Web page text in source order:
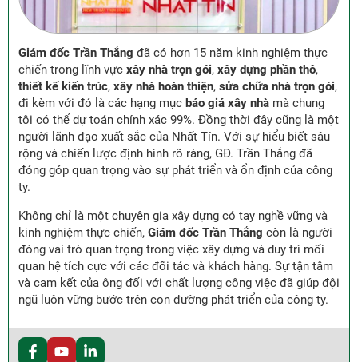
Giám đốc Trần Thắng đã có hơn 15 năm kinh nghiệm thực
chiến trong lĩnh vực xây nhà trọn gói, xây dựng phần thô,
thiết kế kiến trúc, xây nhà hoàn thiện, sửa chữa nhà trọn gói,
đi kèm với đó là các hạng mục báo giá xây nhà mà chung
tôi có thể dự toán chính xác 99%. Đồng thời đây cũng là một
người lãnh đạo xuất sắc của Nhất Tín. Với sự hiểu biết sâu
rộng và chiến lược định hình rõ ràng, GĐ. Trần Thắng đã
đóng góp quan trọng vào sự phát triển và ổn định của công
ty.
Không chỉ là một chuyên gia xây dựng có tay nghề vững và
kinh nghiệm thực chiến, Giám đốc Trần Thắng còn là người
đóng vai trò quan trọng trong việc xây dựng và duy trì mối
quan hệ tích cực với các đối tác và khách hàng. Sự tận tâm
và cam kết của ông đối với chất lượng công việc đã giúp đội
ngũ luôn vững bước trên con đường phát triển của công ty.